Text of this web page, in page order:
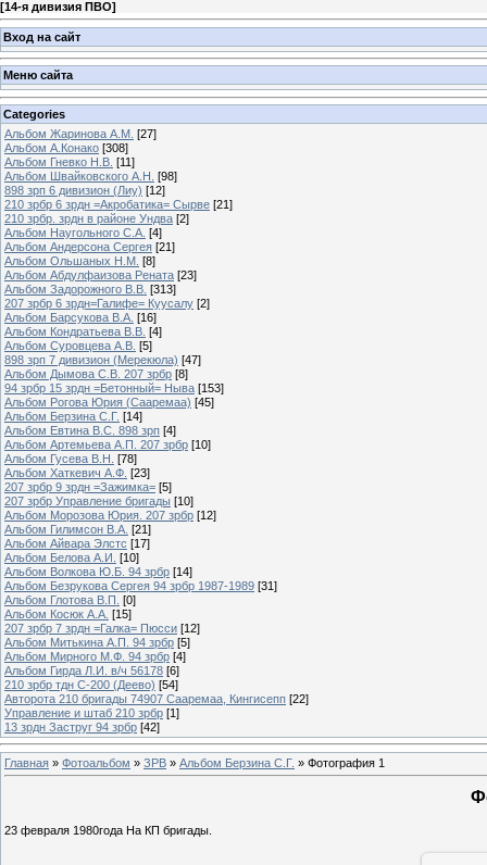
[14-я дивизия ПВО]
Вход на сайт
Меню сайта
Categories
Альбом Жаринова А.М. [27]
Альбом А.Конако [308]
Альбом Гневко Н.В. [11]
Альбом Швайковского А.Н. [98]
898 зрп 6 дивизион (Лиу) [12]
210 зрбр 6 зрдн =Акробатика= Сырве [21]
210 зрбр. зрдн в районе Ундва [2]
Альбом Наугольного С.А. [4]
Альбом Андерсона Сергея [21]
Альбом Ольшаных Н.М. [8]
Альбом Абдулфаизова Рената [23]
Альбом Задорожного В.В. [313]
207 зрбр 6 зрдн=Галифе= Куусалу [2]
Альбом Барсукова В.А. [16]
Альбом Кондратьева В.В. [4]
Альбом Суровцева А.В. [5]
898 зрп 7 дивизион (Мерекюла) [47]
Альбом Дымова С.В. 207 зрбр [8]
94 зрбр 15 зрдн =Бетонный= Ныва [153]
Альбом Рогова Юрия (Сааремаа) [45]
Альбом Берзина С.Г. [14]
Альбом Евтина В.С. 898 зрп [4]
Альбом Артемьева А.П. 207 зрбр [10]
Альбом Гусева В.Н. [78]
Альбом Хаткевич А.Ф. [23]
207 зрбр 9 зрдн =Зажимка= [5]
207 зрбр Управление бригады [10]
Альбом Морозова Юрия. 207 зрбр [12]
Альбом Гилимсон В.А. [21]
Альбом Айвара Элстс [17]
Альбом Белова А.И. [10]
Альбом Волкова Ю.Б. 94 зрбр [14]
Альбом Безрукова Сергея 94 зрбр 1987-1989 [31]
Альбом Глотова В.П. [0]
Альбом Косюк А.А. [15]
207 зрбр 7 зрдн =Галка= Пюсси [12]
Альбом Митькина А.П. 94 зрбр [5]
Альбом Мирного М.Ф. 94 зрбр [4]
Альбом Гирда Л.И. в/ч 56178 [6]
210 зрбр тдн С-200 (Деево) [54]
Авторота 210 бригады 74907 Сааремаа, Кингисепп [22]
Управление и штаб 210 зрбр [1]
13 зрдн Заструг 94 зрбр [42]
Главная » Фотоальбом » ЗРВ » Альбом Берзина С.Г. » Фотография 1
23 февраля 1980года На КП бригады.